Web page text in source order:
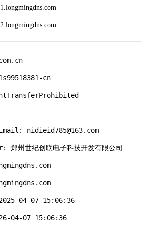
cn
nidieid785@163.com
州世纪创联电子科技开发有限公司
04-07 15:06:36
04-07 15:06:36